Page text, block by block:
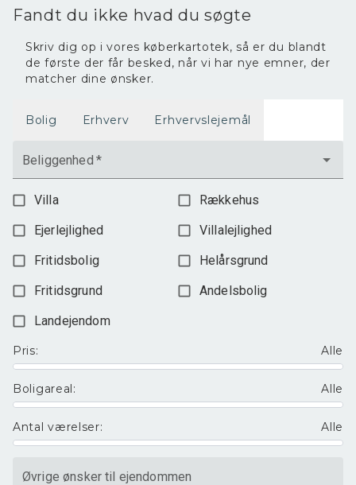
Fandt du ikke hvad du søgte
Skriv dig op i vores køberkartotek, så er du blandt
de første der får besked, når vi har nye emner, der
matcher dine ønsker.
Bolig Erhverv Erhvervslejemål
Beliggenhed *
Villa
Rækkehus
Ejerlejlighed
Villalejlighed
Fritidsbolig
Helårsgrund
Fritidsgrund
Andelsbolig
Landejendom
Pris: Alle
Boligareal: Alle
Antal værelser: Alle
Øvrige ønsker til ejendommen